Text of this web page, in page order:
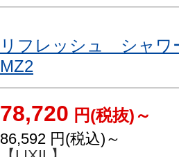
リフレッシュ シャ
MZ2
78,720 円(税抜)～
86,592 円(税込)～